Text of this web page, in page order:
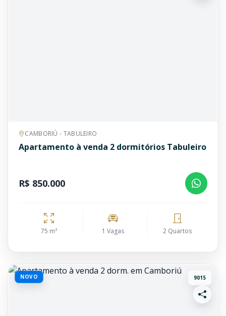
CAMBORIÚ - TABULEIRO
Apartamento à venda 2 dormitórios Tabuleiro
R$ 850.000
75 m² 1 Vagas 2 Quartos
NOVO 9015